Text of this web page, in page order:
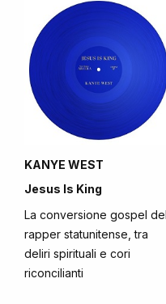
KANYE WEST
Jesus Is King
La conversione gospel del
rapper statunitense, tra
deliri spirituali e cori
riconcilianti